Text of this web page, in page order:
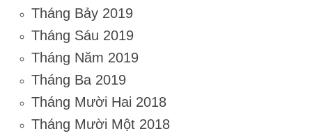
Tháng Bảy 2019
Tháng Sáu 2019
Tháng Năm 2019
Tháng Ba 2019
Tháng Mười Hai 2018
Tháng Mười Một 2018